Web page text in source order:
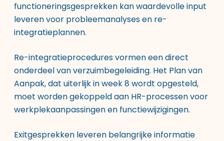
functioneringsgesprekken kan waardevolle input
leveren voor probleemanalyses en re-
integratieplannen.
Re-integratieprocedures vormen een direct
onderdeel van verzuimbegeleiding. Het Plan van
Aanpak, dat uiterlijk in week 8 wordt opgesteld,
moet worden gekoppeld aan HR-processen voor
werkplekaanpassingen en functiewijzigingen.
Exitgesprekken leveren belangrijke informatie